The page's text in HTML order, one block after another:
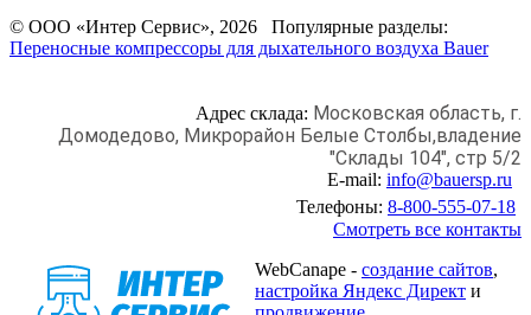
© ООО «Интер Сервис», 2026 Популярные разделы:
Переносные компрессоры для дыхательного воздуха Bauer
Адрес склада: Московская область, г.
Домодедово, Микрорайон Белые Столбы,владение
"Склады 104", стр 5/2
E-mail: info@bauersp.ru
Телефоны: 8-800-555-07-18
Смотреть все контакты
WebCanape - создание сайтов,
настройка Яндекс Директ и